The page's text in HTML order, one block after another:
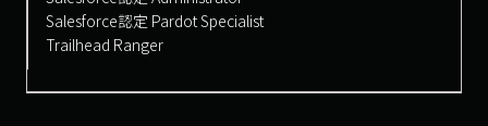
Salesforce認定 Pardot Specialist
Trailhead Ranger